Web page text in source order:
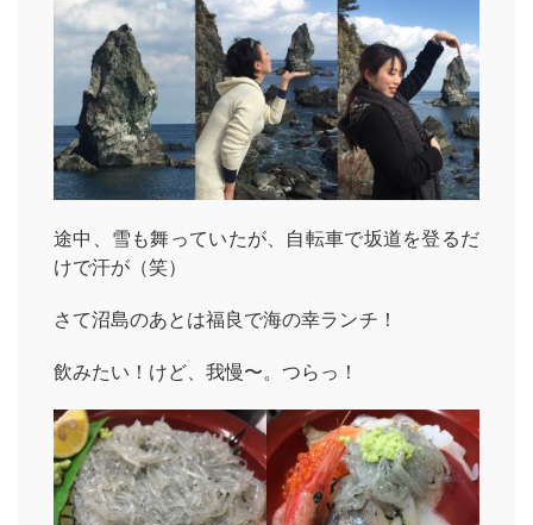
途中、雪も舞っていたが、自転車で坂道を登るだ
けで汗が（笑）
さて沼島のあとは福良で海の幸ランチ！
飲みたい！けど、我慢〜。つらっ！